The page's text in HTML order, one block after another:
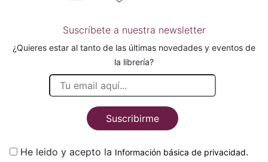
Suscríbete a nuestra newsletter
¿Quieres estar al tanto de las últimas novedades y eventos de
la librería?
Suscribirme
He leido y acepto la Información básica de privacidad.